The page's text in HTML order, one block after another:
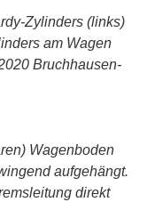
Zylinders (links)
am Wagen
Bruchhausen-
Wagenboden
aufgehängt.
direkt